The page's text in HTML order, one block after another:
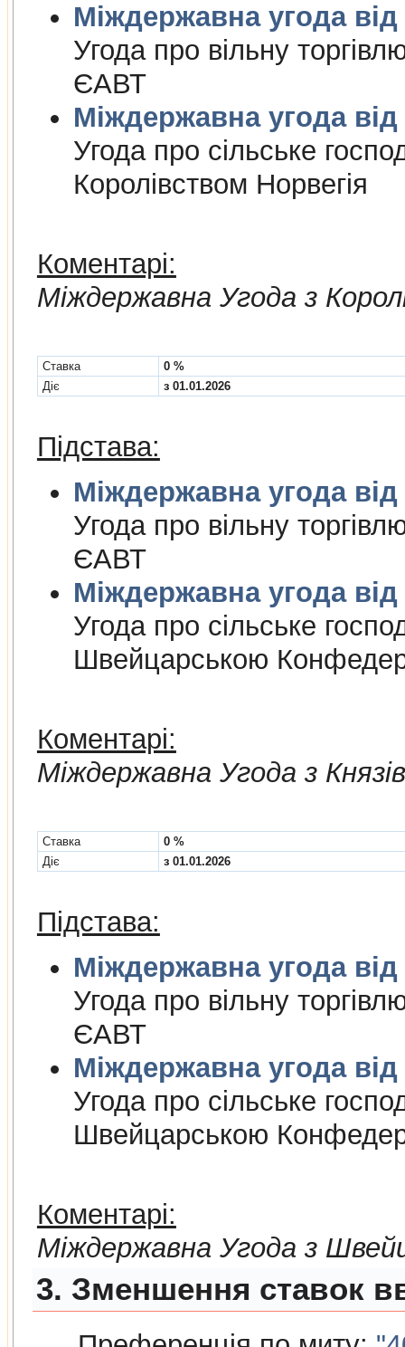
Угода про вiльну
ЄАВТ
Угода про сiльське
Королiвством Норвегiя
Коментарі:
Мiждержавна Угода з
Cтавка
0 %
Діє
з 01.01.2026
Підстава:
Угода про вiльну
ЄАВТ
Угода про сiльське
Швейцарською
Коментарі:
Мiждержавна Угода з
Cтавка
0 %
Діє
з 01.01.2026
Підстава:
Угода про вiльну
ЄАВТ
Угода про сiльське
Швейцарською
Коментарі:
Мiждержавна Угода з
3. Зменшення ставок